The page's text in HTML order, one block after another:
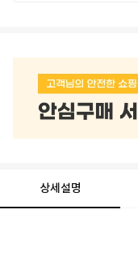
상세설명